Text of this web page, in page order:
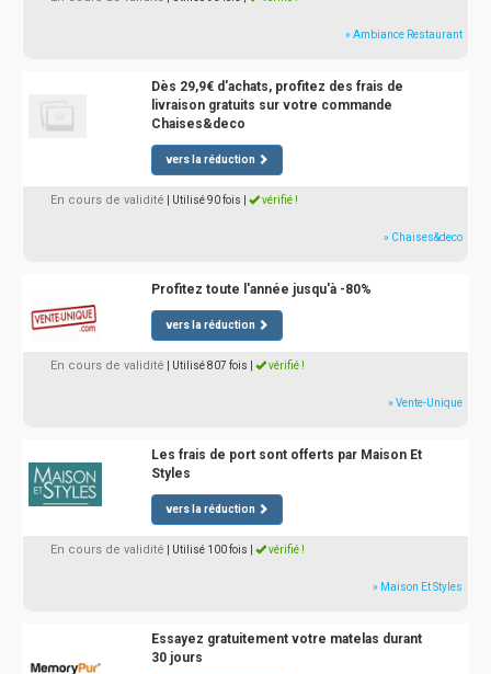
» Ambiance Restaurant
Dès 29,9€ d'achats, profitez des frais de
livraison gratuits sur votre commande
Chaises&deco
vers la réduction
En cours de validité | Utilisé 90 fois vérifié !
» Chaises&deco
Profitez toute l'année jusqu'à -80%
vers la réduction
En cours de validité | Utilisé 807 fois vérifié !
» Vente-Unique
Les frais de port sont offerts par Maison Et
Styles
vers la réduction
En cours de validité | Utilisé 100 fois vérifié !
» Maison Et Styles
Essayez gratuitement votre matelas durant
30 jours